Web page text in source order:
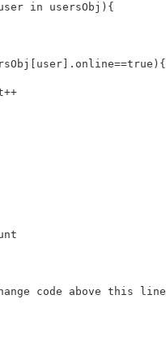
in usersObj ){
user ]. online==true ){
++
code above this line